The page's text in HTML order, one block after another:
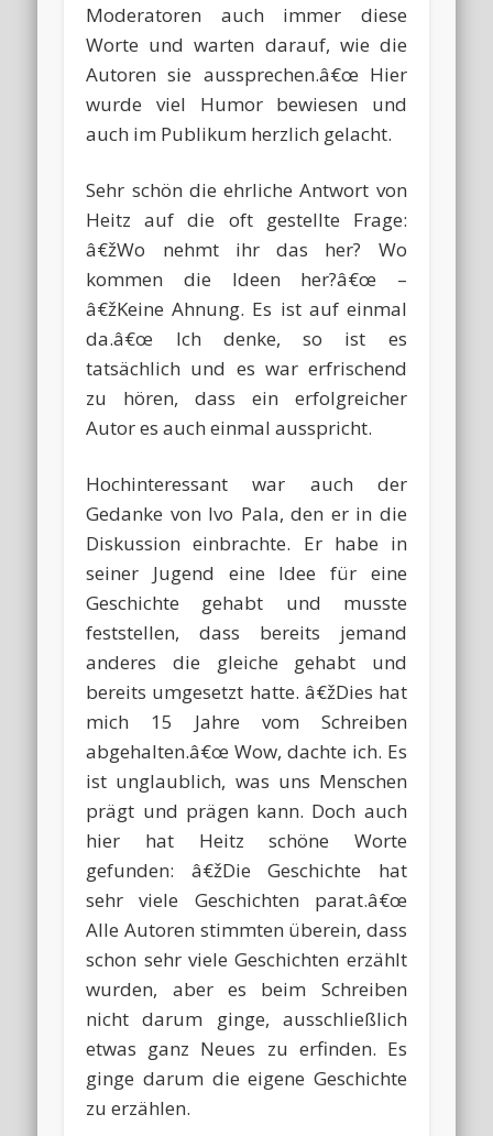
Moderatoren auch immer diese
Worte und warten darauf, wie die
Autoren sie aussprechen.â€œ Hier
wurde viel Humor bewiesen und
auch im Publikum herzlich gelacht.
Sehr schön die ehrliche Antwort von
Heitz auf die oft gestellte Frage:
â€žWo nehmt ihr das her? Wo
kommen die Ideen her?â€œ –
â€žKeine Ahnung. Es ist auf einmal
da.â€œ Ich denke, so ist es
tatsächlich und es war erfrischend
zu hören, dass ein erfolgreicher
Autor es auch einmal ausspricht.
Hochinteressant war auch der
Gedanke von Ivo Pala, den er in die
Diskussion einbrachte. Er habe in
seiner Jugend eine Idee für eine
Geschichte gehabt und musste
feststellen, dass bereits jemand
anderes die gleiche gehabt und
bereits umgesetzt hatte. â€žDies hat
mich 15 Jahre vom Schreiben
abgehalten.â€œ Wow, dachte ich. Es
ist unglaublich, was uns Menschen
prägt und prägen kann. Doch auch
hier hat Heitz schöne Worte
gefunden: â€žDie Geschichte hat
sehr viele Geschichten parat.â€œ
Alle Autoren stimmten überein, dass
schon sehr viele Geschichten erzählt
wurden, aber es beim Schreiben
nicht darum ginge, ausschließlich
etwas ganz Neues zu erfinden. Es
ginge darum die eigene Geschichte
zu erzählen.